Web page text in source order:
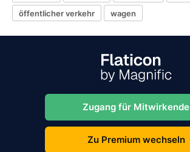
öffentlicher verkehr
wagen
Zugang für Mitwirkende
Zu Premium wechseln